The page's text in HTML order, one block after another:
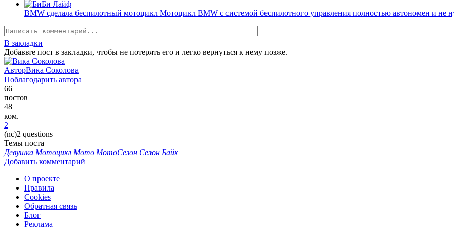
BMW сделала беспилотный мотоцикл Мотоцикл BMW с системой беспилотного управления полностью автономен и не
В закладки
Добавьте пост в закладки, чтобы не потерять его и легко вернуться к нему позже.
АвторВика Соколова
Поблагодарить автора
66
постов
48
ком.
2
(nc)2 questions
Темы поста
Девушка Мотоцикл Мото МотоСезон Сезон Байк
Добавить комментарий
О проекте
Правила
Cookies
Обратная связь
Блог
Реклама